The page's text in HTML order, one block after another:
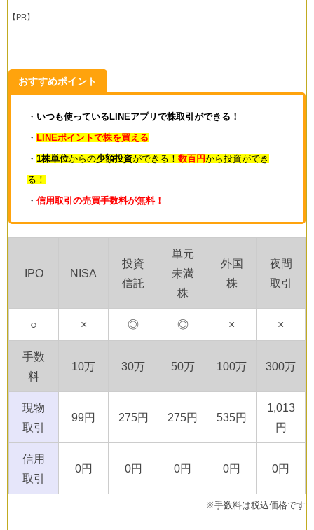
【PR】
おすすめポイント
・ いつも使っているLINEアプリで株取引ができる！
・ LINEポイントで株を買える
・ 1株単位からの少額投資ができる！ 数百円から投資ができ
る！
・ 信用取引の売買手数料が無料！
IPO NISA
投資
信託
単元
未満
株
外国
株
夜間
取引
○ × ◎ ◎ × ×
手数
料
10万 30万 50万 100万 300万
現物
取引
99円 275円 275円 535円
1,013
円
信用
取引
0円 0円 0円 0円 0円
※手数料は税込価格です